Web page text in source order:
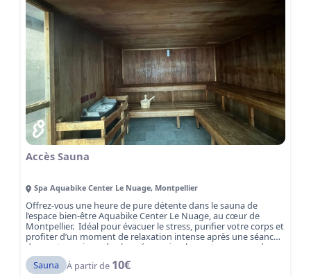
tous les objectifs.
Accès Sauna
Spa Aquabike Center Le Nuage, Montpellier
Offrez-vous une heure de pure détente dans le sauna de
l’espace bien-être Aquabike Center Le Nuage, au cœur de
Montpellier. Idéal pour évacuer le stress, purifier votre corps et
profiter d’un moment de relaxation intense après une séance
de sport, une journée chargée ou simplement pour prendre
soin de vous. Le sauna vous plonge dans une atmosphère
apaisante et revitalisante.
Sauna À partir de 10€